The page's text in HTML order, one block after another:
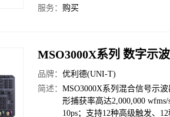
服务： 购买
MSO3000X系列 数字示
品牌： 优利德(UNI-T)
简述： MSO3000X系列混合信号示
形捕获率高达2,000,000
10ps；支持12种高级触发、